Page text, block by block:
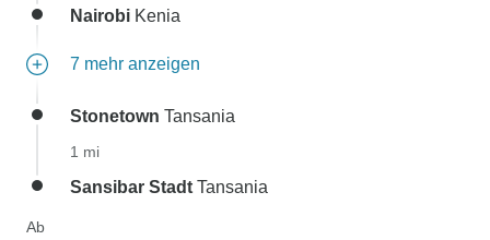
Nairobi Kenia
7 mehr anzeigen
Stonetown Tansania
1 mi
Sansibar Stadt Tansania
Ab